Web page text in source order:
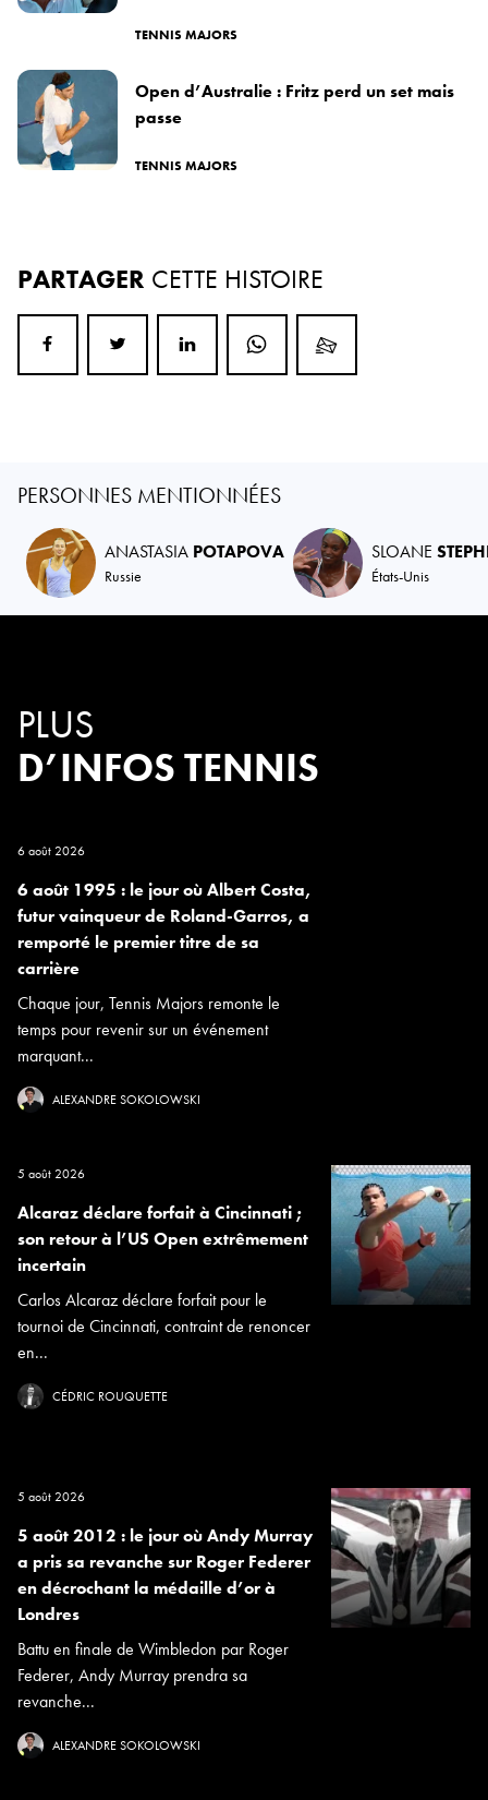
TENNIS MAJORS
Open d’Australie : Fritz perd un set mais
passe
TENNIS MAJORS
PARTAGER CETTE HISTOIRE
PERSONNES MENTIONNÉES
ANASTASIA POTAPOVA
Russie
SLOANE
États-Unis
PLUS
D’INFOS TENNIS
6 août 2026
6 août 1995 : le jour où Albert Costa,
futur vainqueur de Roland-Garros, a
remporté le premier titre de sa
carrière
Chaque jour, Tennis Majors remonte le
temps pour revenir sur un événement
marquant...
ALEXANDRE SOKOLOWSKI
5 août 2026
Alcaraz déclare forfait à Cincinnati ;
son retour à l’US Open extrêmement
incertain
Carlos Alcaraz déclare forfait pour le
tournoi de Cincinnati, contraint de renoncer
en...
CÉDRIC ROUQUETTE
5 août 2026
5 août 2012 : le jour où Andy Murray
a pris sa revanche sur Roger Federer
en décrochant la médaille d’or à
Londres
Battu en finale de Wimbledon par Roger
Federer, Andy Murray prendra sa
revanche...
ALEXANDRE SOKOLOWSKI